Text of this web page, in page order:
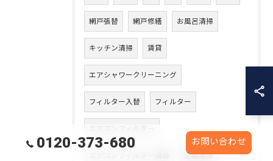
網戸張替 網戸修繕 お風呂清掃
キッチン清掃 賃貸
エアシャワークリーニング
フィルター入替 フィルター
定期清掃
0120-373-680 お問い合わせ